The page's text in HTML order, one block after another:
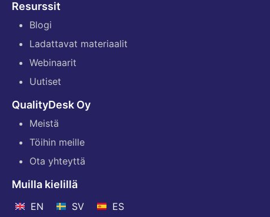
Resurssit
Blogi
Ladattavat materiaalit
Webinaarit
Uutiset
QualityDesk Oy
Meistä
Töihin meille
Ota yhteyttä
Muilla kielillä
EN SV ES